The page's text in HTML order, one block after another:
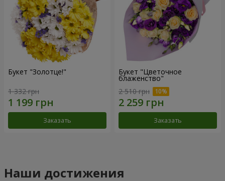
Букет "Золотце!"
1 332 грн
Заказать
Букет "Цветочное
блаженство"
2 510 грн
Заказать
Наши достижения